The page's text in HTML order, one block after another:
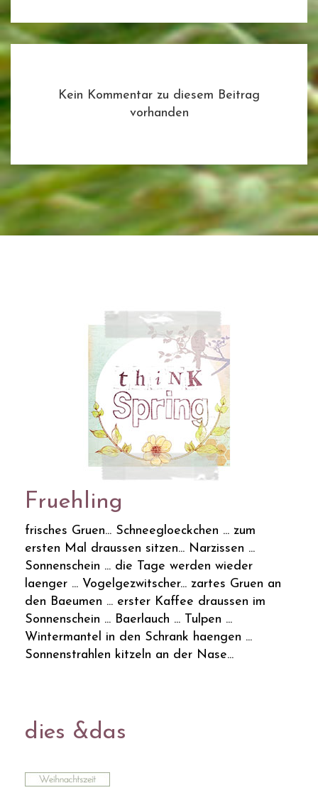
Kein Kommentar zu diesem Beitrag
vorhanden
Fruehling
frisches Gruen... Schneegloeckchen ... zum
ersten Mal draussen sitzen... Narzissen ...
Sonnenschein ... die Tage werden wieder
laenger ... Vogelgezwitscher... zartes Gruen an
den Baeumen ... erster Kaffee draussen im
Sonnenschein ... Baerlauch ... Tulpen ...
Wintermantel in den Schrank haengen ...
Sonnenstrahlen kitzeln an der Nase...
dies &das